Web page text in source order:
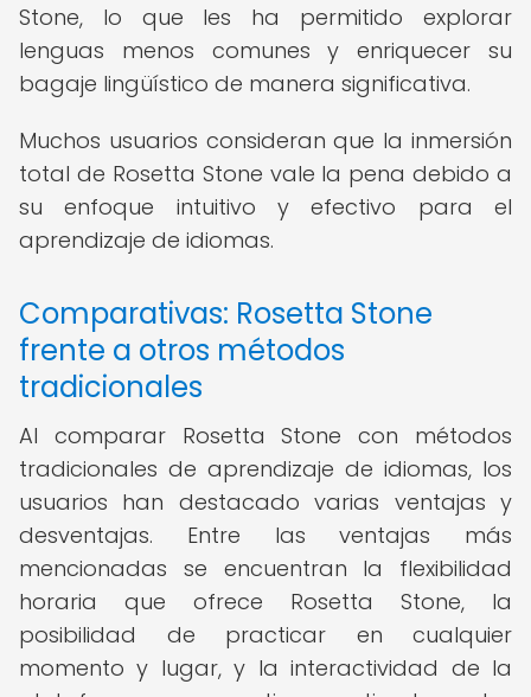
Stone, lo que les ha permitido explorar
lenguas menos comunes y enriquecer su
bagaje lingüístico de manera significativa.
Muchos usuarios consideran que la inmersión
total de Rosetta Stone vale la pena debido a
su enfoque intuitivo y efectivo para el
aprendizaje de idiomas.
Comparativas: Rosetta Stone
frente a otros métodos
tradicionales
Al comparar Rosetta Stone con métodos
tradicionales de aprendizaje de idiomas, los
usuarios han destacado varias ventajas y
desventajas. Entre las ventajas más
mencionadas se encuentran la flexibilidad
horaria que ofrece Rosetta Stone, la
posibilidad de practicar en cualquier
momento y lugar, y la interactividad de la